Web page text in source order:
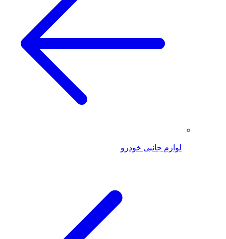
لوازم جانبی خودرو